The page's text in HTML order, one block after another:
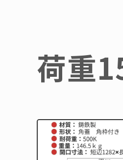
企業情報
マンホール蓋
荷重